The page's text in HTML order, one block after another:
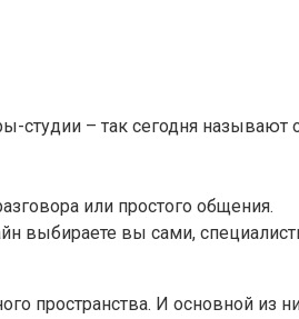
студии – так сегодня называют
или простого общения.
выбираете вы сами,
пространства. И основной из